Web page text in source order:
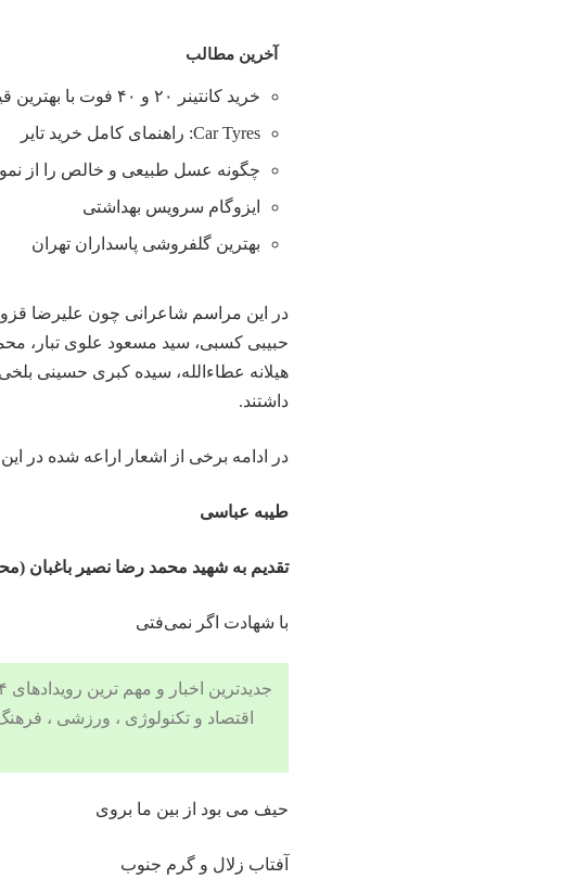
آخرین مطالب
خرید کانتینر ۲۰ و ۴۰ فوت با بهترین قیمت
Car Tyres: راهنمای کامل خرید تایر
چگونه عسل طبیعی و خالص را از
ایزوگام سرویس بهداشتی
بهترین گلفروشی پاسداران تهران
در این مراسم شاعرانی چون علیرضا
حبیبی کسبی، سید مسعود علوی تبار،
هیلانه عطاءالله، سیده کبری حسینی
داشتند.
در ادامه برخی از اشعار اراعه شده در
طیبه عباسی
تقدیم به شهید محمد رضا نصیر باغبان
با شهادت اگر نمی‌فتی
جدیدترین اخبار و مهم ترین رویدادهای ۲۴ ساعته در بخش های حوادث ، اجتماعی ، سیاسی ،
اقتصاد وتکنولوژی ، ورزشی ،
حیف می بود از بین ما بروی
آفتاب زلال و گرم جنوب